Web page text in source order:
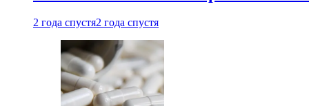
2 года спустя2 года спустя